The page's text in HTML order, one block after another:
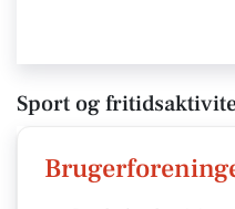
Sport og